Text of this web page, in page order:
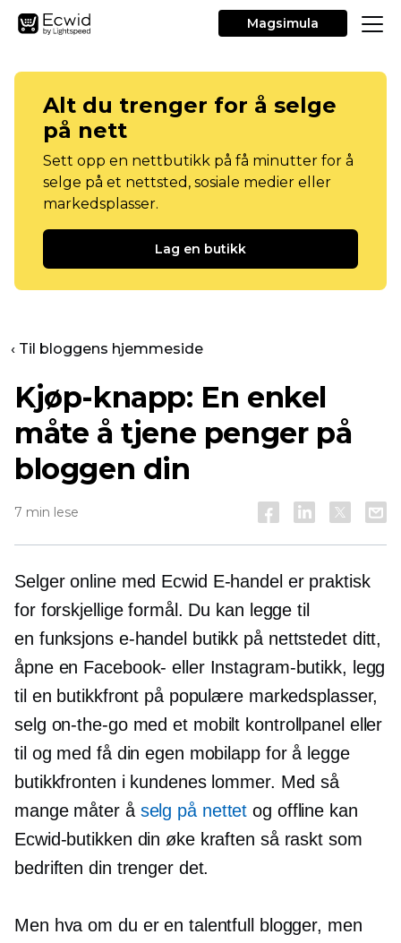
Magsimula
Alt du trenger for å selge
på nett
Sett opp en nettbutikk på få minutter for å
selge på et nettsted, sosiale medier eller
markedsplasser.
Lag en butikk
‹ Til bloggens hjemmeside
Kjøp-knapp: En enkel
måte å tjene penger på
bloggen din
7 min lese
Selger online med Ecwid E-handel er praktisk
for forskjellige formål. Du kan legge til
en funksjons e-handel butikk på nettstedet ditt,
åpne en Facebook- eller Instagram-butikk, legg
til en butikkfront på populære markedsplasser,
selg on-the-gomed et mobilt kontrollpanel eller
til og med få din egen mobilapp for å legge
butikkfronten i kundenes lommer. Med så
mange måter å selg på nettet og offline kan
Ecwid-butikken din øke kraften så raskt som
bedriften din trenger det.
Men hva om du er en talentfull blogger, men